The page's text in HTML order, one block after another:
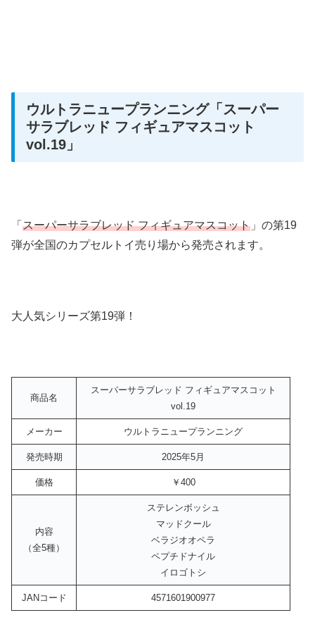
ウルトラニュープランニング「スーパー
サラブレッド フィギュアマスコット
vol.19」
「 スーパーサラブレッド フィギュアマスコット 」の第19
弾が全国のカプセルトイ売り場から発売されます。
大人気シリーズ第19弾！
商品名
スーパーサラブレッド フィギュアマスコット
vol.19
メーカー ウルトラニュープランニング
発売時期 2025年5月
価格 ￥400
内容
（全5種）
ステレンボッシュ
マッドクール
ベラジオオペラ
ペプチドナイル
イロゴトシ
JANコード 4571601900977